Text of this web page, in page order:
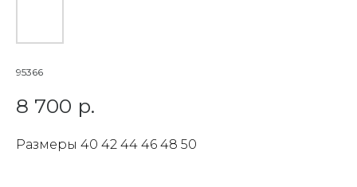
95366
8 700 р.
Размеры 40 42 44 46 48 50